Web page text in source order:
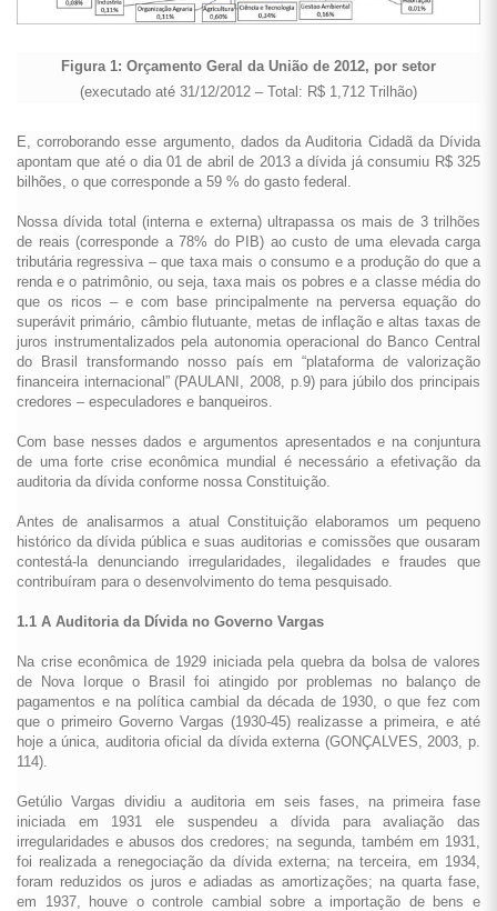
Figura 1: Orçamento Geral da União de 2012, por setor
(executado até 31/12/2012 – Total: R$ 1,712 Trilhão)
E, corroborando esse argumento, dados da Auditoria Cidadã da Dívida
apontam que até o dia 01 de abril de 2013 a dívida já consumiu R$ 325
bilhões, o que corresponde a 59 % do gasto federal.
Nossa dívida total (interna e externa) ultrapassa os mais de 3 trilhões
de reais (corresponde a 78% do PIB) ao custo de uma elevada carga
tributária regressiva – que taxa mais o consumo e a produção do que a
renda e o patrimônio, ou seja, taxa mais os pobres e a classe média do
que os ricos – e com base principalmente na perversa equação do
superávit primário, câmbio flutuante, metas de inflação e altas taxas de
juros instrumentalizados pela autonomia operacional do Banco Central
do Brasil transformando nosso país em “plataforma de valorização
financeira internacional” (PAULANI, 2008, p.9) para júbilo dos principais
credores – especuladores e banqueiros.
Com base nesses dados e argumentos apresentados e na conjuntura
de uma forte crise econômica mundial é necessário a efetivação da
auditoria da dívida conforme nossa Constituição.
Antes de analisarmos a atual Constituição elaboramos um pequeno
histórico da dívida pública e suas auditorias e comissões que ousaram
contestá-la denunciando irregularidades, ilegalidades e fraudes que
contribuíram para o desenvolvimento do tema pesquisado.
1.1 A Auditoria da Dívida no Governo Vargas
Na crise econômica de 1929 iniciada pela quebra da bolsa de valores
de Nova Iorque o Brasil foi atingido por problemas no balanço de
pagamentos e na política cambial da década de 1930, o que fez com
que o primeiro Governo Vargas (1930-45) realizasse a primeira, e até
hoje a única, auditoria oficial da dívida externa (GONÇALVES, 2003, p.
114).
Getúlio Vargas dividiu a auditoria em seis fases, na primeira fase
iniciada em 1931 ele suspendeu a dívida para avaliação das
irregularidades e abusos dos credores; na segunda, também em 1931,
foi realizada a renegociação da dívida externa; na terceira, em 1934,
foram reduzidos os juros e adiadas as amortizações; na quarta fase,
em 1937, houve o controle cambial sobre a importação de bens e